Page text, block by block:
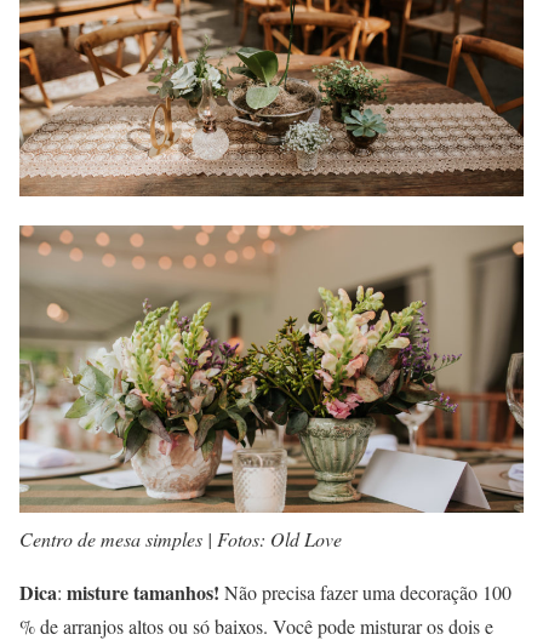
Centro de mesa simples | Fotos: Old Love
Dica: misture tamanhos! Não precisa fazer uma decoração 100
% de arranjos altos ou só baixos. Você pode misturar os dois e